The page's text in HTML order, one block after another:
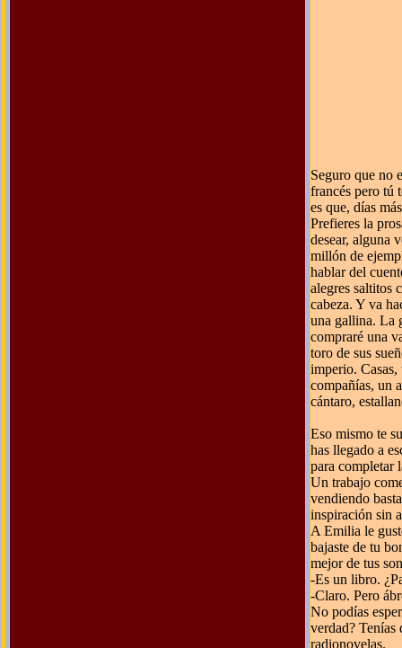
Seguro que no
francés pero tú
es que, días
Prefieres la
desear, alguna
millón de
hablar del
alegres saltitos
cabeza. Y va
una gallina. La
compraré una
toro de sus
imperio. Casas,
compañías, un
cántaro,
Eso mismo te
has llegado a
para completar
Un trabajo
vendiendo
inspiración sin
A Emilia le
bajaste de tu
mejor de tus
-Es un libro.
-Claro. Pero
No podías
verdad?
radionovelas.